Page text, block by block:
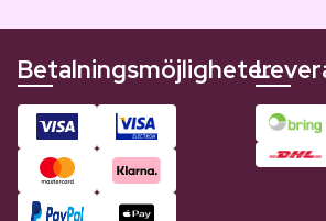
Betalningsmöjligheter